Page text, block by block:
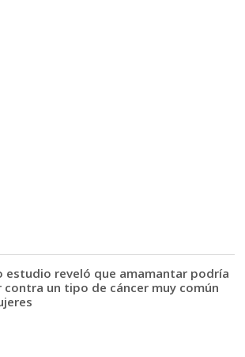
estudio reveló que amamantar podría
un tipo de cáncer muy común